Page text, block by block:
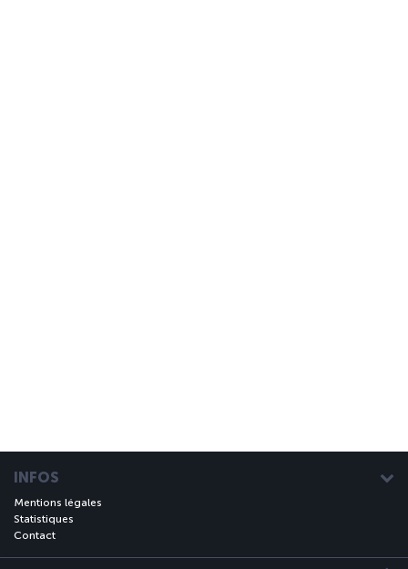
INFOS
Mentions légales
Statistiques
Contact